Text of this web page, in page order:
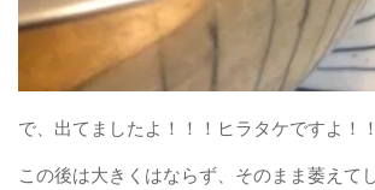
で、出てましたよ！！！ヒラタケですよ！
この後は大きくはならず、そのまま萎えて